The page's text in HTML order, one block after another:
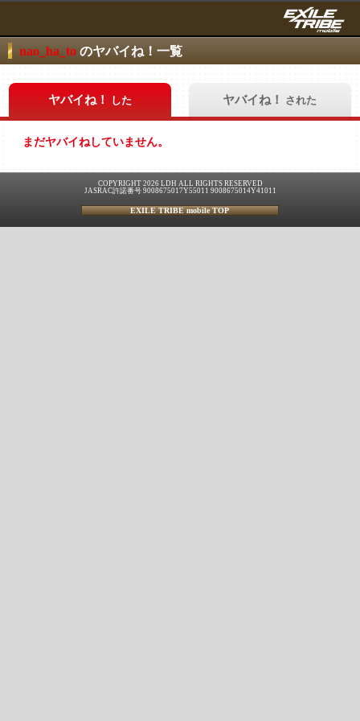
nao_ha_to のヤバイね！一覧
ヤバイね！ した ヤバイね！ された
まだヤバイねしていません。
COPYRIGHT 2026 LDH ALL RIGHTS RESERVED
JASRAC許諾番号 9008675017Y55011 9008675014Y41011
EXILE TRIBE mobile TOP